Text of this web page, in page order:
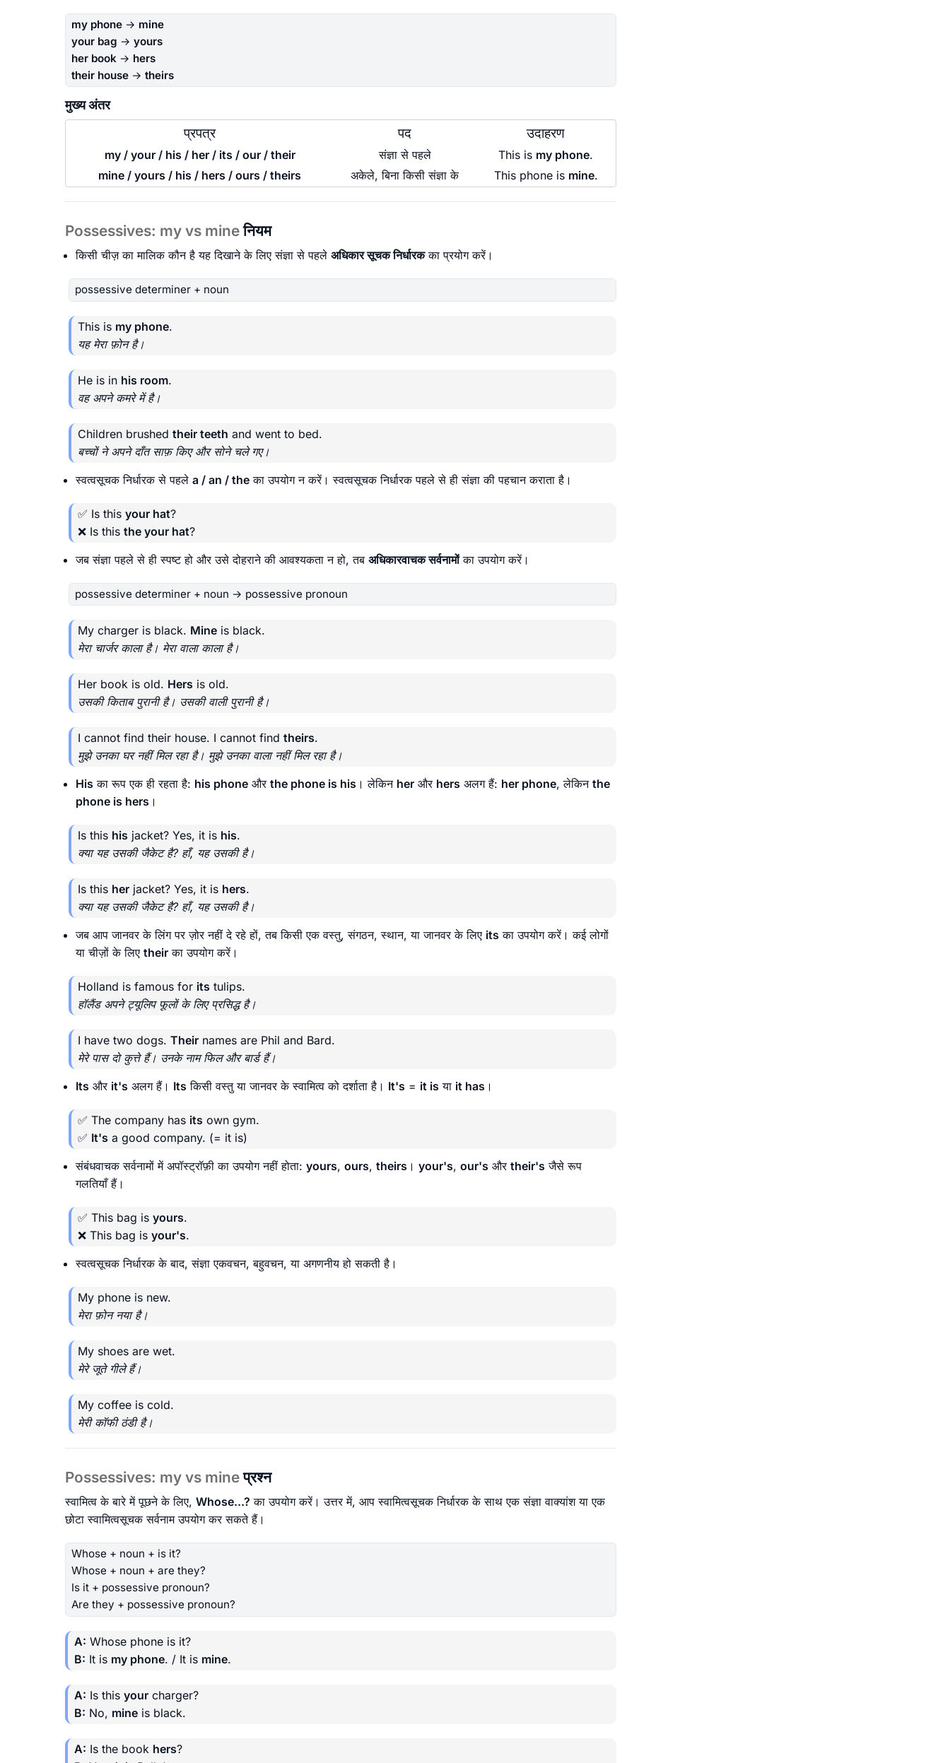
my phone → mine
your bag → yours
her book → hers
their house → theirs
मुख्य अंतर
प्रपत्र पद उदाहरण
my / your / his / her / its / our / their संज्ञा से पहले This is my phone.
mine / yours / his / hers / ours / theirs
अकेले, बिना किसी संज्ञा के This phone is mine.
Possessives: my vs mineनियम
किसी चीज़ का मालिक कौन है यह दिखाने के लिए संज्ञा से पहले अधिकार सूचक निर्धारकका प्रयोग करें।
possessive determiner + noun
This is my phone.
यह मेरा फ़ोन है।
He is in his room.
वह अपने कमरे में है।
Children brushed their teeth and went to bed.
बच्चों ने अपने दाँत साफ़ किए और सोने चले गए।
स्वत्वसूचक निर्धारक से पहले a / an / the का उपयोग न करें। स्वत्वसूचक निर्धारक पहले से ही संज्ञा की पहचान कराता है।
✅ Is this your hat?
❌ Is this the your hat?
जब संज्ञा पहले से ही स्पष्ट हो और उसे दोहराने की आवश्यकता न हो, तब अधिकारवाचक सर्वनामोंका उपयोग करें।
possessive determiner + noun → possessive pronoun
My charger is black. Mine is black.
मेरा चार्जर काला है। मेरा वाला काला है।
Her book is old. Hers is old.
उसकी किताब पुरानी है। उसकी वाली पुरानी है।
I cannot find their house. I cannot find theirs.
मुझे उनका घर नहीं मिल रहा है। मुझे उनका वाला नहीं मिल रहा है।
His का रूप एक ही रहता है: his phone और the phone is his । लेकिन her और hers अलग हैं: her phone, लेकिन the
phone is hers ।
Is this his jacket? Yes, it is his.
क्या यह उसकी जैकेट है? हाँ, यह उसकी है।
Is this her jacket? Yes, it is hers.
क्या यह उसकी जैकेट है? हाँ, यह उसकी है।
जब आप जानवर के लिंग पर ज़ोर नहीं दे रहे हों, तब किसी एक वस्तु, संगठन, स्थान, या जानवर के लिए its का उपयोग करें। कई लोगों
या चीज़ों के लिए their का उपयोग करें।
Holland is famous for its tulips.
हॉलैंड अपने ट्यूलिप फूलों के लिए प्रसिद्ध है।
I have two dogs. Their names are Phil and Bard.
मेरे पास दो कुत्ते हैं। उनके नाम फिल और बार्ड हैं।
Its और it's अलग हैं। Its किसी वस्तु या जानवर के स्वामित्व को दर्शाता है। It's = it is या it has ।
✅ The company has its own gym.
✅ It's a good company. (= it is)
संबंधवाचक सर्वनामों में अपॉस्ट्रॉफ़ी का उपयोग नहीं होता: yours, ours, theirs । your's, our's और their's जैसे रूप
गलतियाँ हैं।
✅ This bag is yours.
❌ This bag is your's.
स्वत्वसूचक निर्धारक के बाद, संज्ञा एकवचन, बहुवचन, या अगणनीय हो सकती है।
My phone is new.
मेरा फ़ोन नया है।
My shoes are wet.
मेरे जूते गीले हैं।
My coffee is cold.
मेरी कॉफी ठंडी है।
Possessives: my vs mineप्रश्न
स्वामित्व के बारे में पूछने के लिए, Whose...? का उपयोग करें। उत्तर में, आप स्वामित्वसूचक निर्धारक के साथ एक संज्ञा वाक्यांश या एक
छोटा स्वामित्वसूचक सर्वनाम उपयोग कर सकते हैं।
Whose + noun + is it?
Whose + noun + are they?
Is it + possessive pronoun?
Are they + possessive pronoun?
A: Whose phone is it?
B: It is my phone. / It is mine.
A: Is this your charger?
B: No, mine is black.
A: Is the book hers?